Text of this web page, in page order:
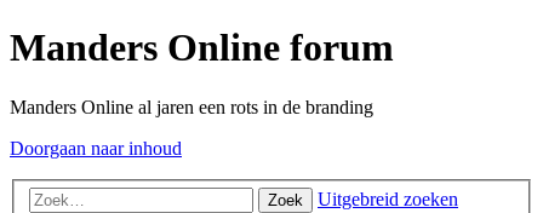
Manders Online forum
Manders Online al jaren een rots in de branding
Doorgaan naar inhoud
Zoek Uitgebreid zoeken